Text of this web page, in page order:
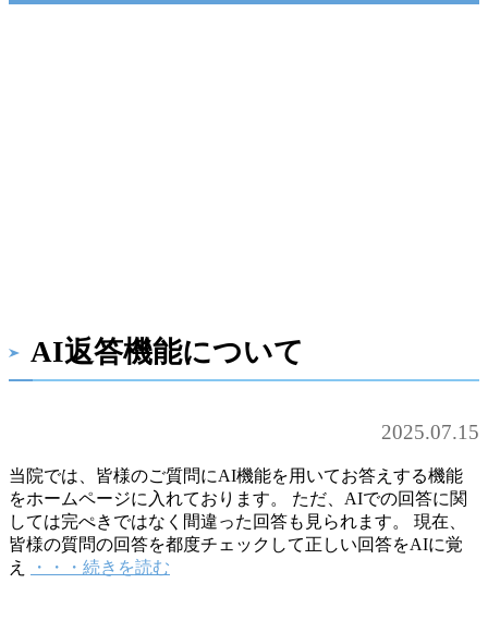
AI返答機能について
2025.07.15
当院では、皆様のご質問にAI機能を用いてお答えする機能
をホームページに入れております。 ただ、AIでの回答に関
しては完ぺきではなく間違った回答も見られます。 現在、
皆様の質問の回答を都度チェックして正しい回答をAIに覚
え
・・・続きを読む